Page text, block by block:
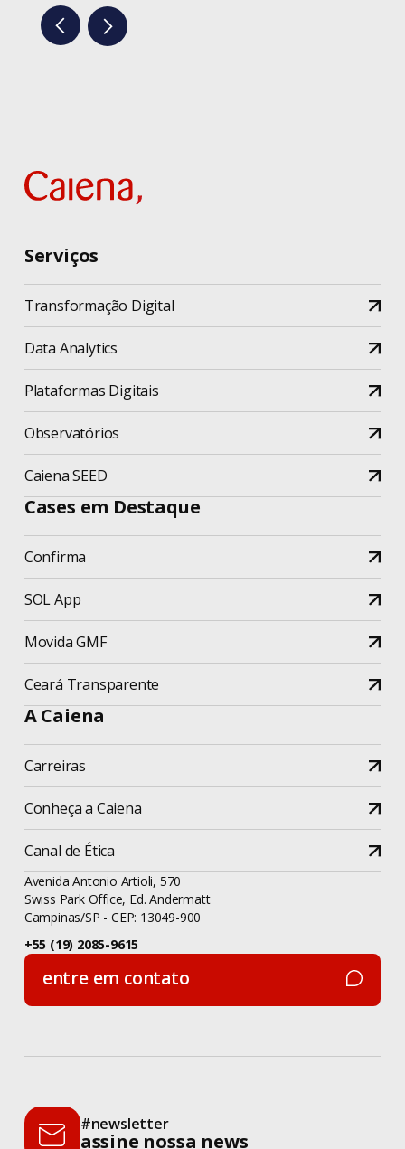
Serviços
Transformação Digital
Data Analytics
Plataformas Digitais
Observatórios
Caiena SEED
Cases em Destaque
Confirma
SOL App
Movida GMF
Ceará Transparente
A Caiena
Carreiras
Conheça a Caiena
Canal de Ética
Avenida Antonio Artioli, 570
Swiss Park Office, Ed. Andermatt
Campinas/SP - CEP: 13049-900
+55 (19) 2085-9615
entre em contato
entre em contato
#newsletter
assine nossa news